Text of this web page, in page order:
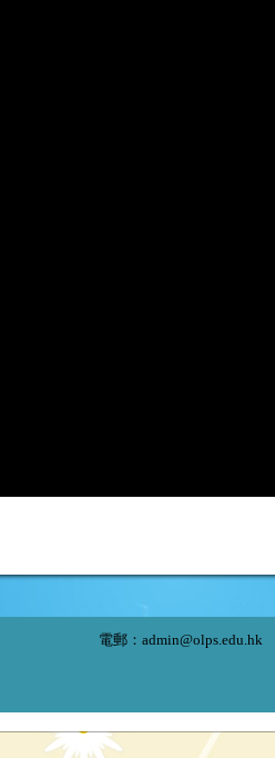
電郵： admin@olps.edu.hk